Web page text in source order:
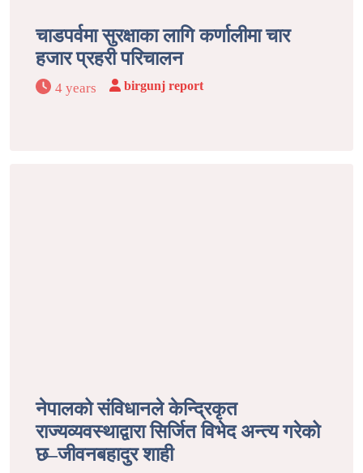
चाडपर्वमा सुरक्षाका लागि कर्णालीमा चार
हजार प्रहरी परिचालन
4 years birgunj report
नेपालको संविधानले केन्द्रिकृत
राज्यव्यवस्थाद्वारा सिर्जित विभेद अन्त्य गरेको
छ–जीवनबहादुर शाही